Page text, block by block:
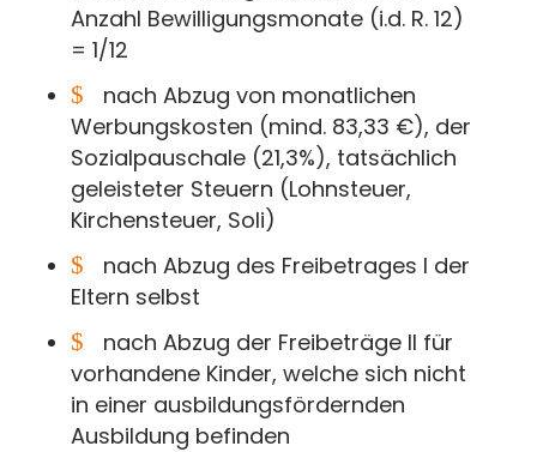
Anzahl Bewilligungsmonate (i.d. R. 12)
= 1/12
$
nach Abzug von monatlichen
Werbungskosten (mind. 83,33 €), der
Sozialpauschale (21,3%), tatsächlich
geleisteter Steuern (Lohnsteuer,
Kirchensteuer, Soli)
$
nach Abzug des Freibetrages I der
Eltern selbst
$
nach Abzug der Freibeträge II für
vorhandene Kinder, welche sich nicht
in einer ausbildungsfördernden
Ausbildung befinden